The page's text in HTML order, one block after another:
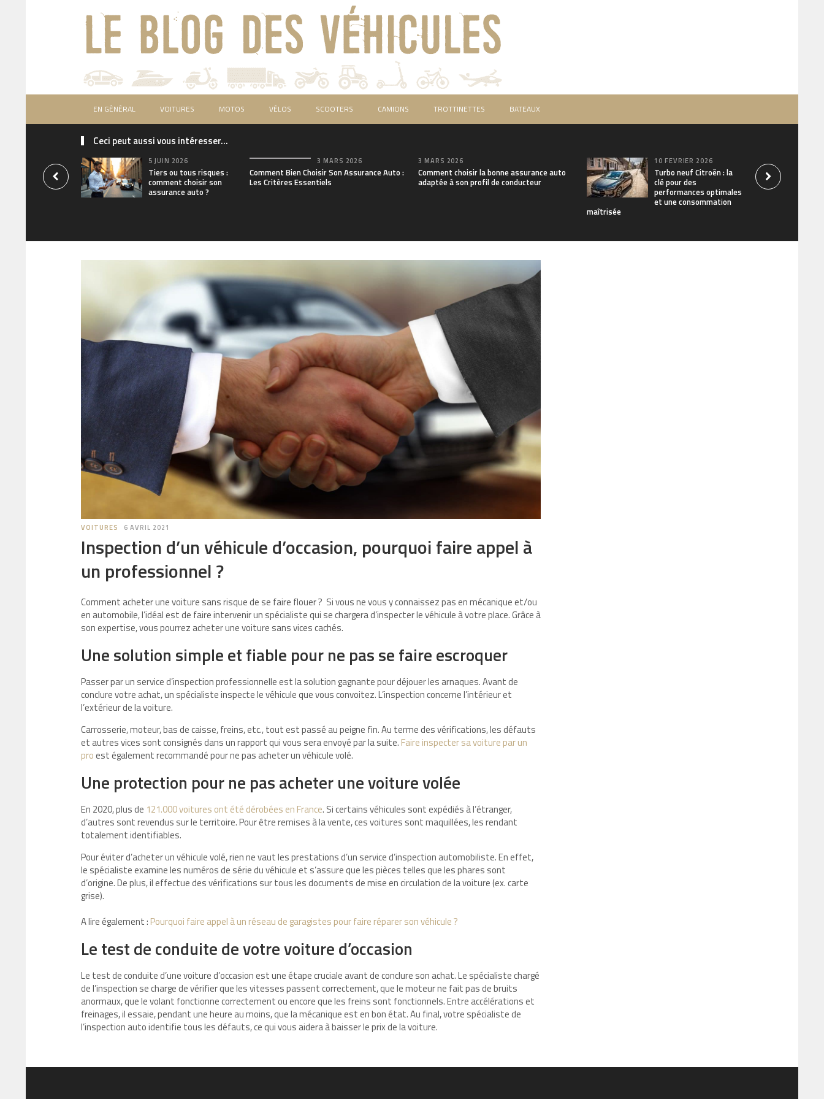
EN GÉNÉRAL VOITURES MOTOS VÉLOS SCOOTERS CAMIONS TROTTINETTES BATEAUX
Ceci peut aussi vous intéresser...
5 JUIN 2026
Tiers ou tous risques :
comment choisir son
assurance auto ?
3 MARS 2026
Comment Bien Choisir Son Assurance Auto :
Les Critères Essentiels
3 MARS 2026
Comment choisir la bonne assurance auto
adaptée à son profil de conducteur
10 FÉVRIER 2026
Turbo neuf Citroën : la
clé pour des
performances optimales
et une consommation
maîtrisée
VOITURES 6 AVRIL 2021
Inspection d’un véhicule d’occasion, pourquoi faire appel à
un professionnel ?
Comment acheter une voiture sans risque de se faire flouer ? Si vous ne vous y connaissez pas en mécanique et/ou
en automobile, l’idéal est de faire intervenir un spécialiste qui se chargera d’inspecter le véhicule à votre place. Grâce à
son expertise, vous pourrez acheter une voiture sans vices cachés.
Une solution simple et fiable pour ne pas se faire escroquer
Passer par un service d’inspection professionnelle est la solution gagnante pour déjouer les arnaques. Avant de
conclure votre achat, un spécialiste inspecte le véhicule que vous convoitez. L’inspection concerne l’intérieur et
l’extérieur de la voiture.
Carrosserie, moteur, bas de caisse, freins, etc., tout est passé au peigne fin. Au terme des vérifications, les défauts
et autres vices sont consignés dans un rapport qui vous sera envoyé par la suite. Faire inspecter sa voiture par un
proest également recommandé pour ne pas acheter un véhicule volé.
Une protection pour ne pas acheter une voiture volée
En 2020, plus de 121.000 voitures ont été dérobées en France. Si certains véhicules sont expédiés à l’étranger,
d’autres sont revendus sur le territoire. Pour être remises à la vente, ces voitures sont maquillées, les rendant
totalement identifiables.
Pour éviter d’acheter un véhicule volé, rien ne vaut les prestations d’un service d’inspection automobiliste. En effet,
le spécialiste examine les numéros de série du véhicule et s’assure que les pièces telles que les phares sont
d’origine. De plus, il effectue des vérifications sur tous les documents de mise en circulation de la voiture (ex. carte
grise).
A lire également : Pourquoi faire appel à un réseau de garagistes pour faire réparer son véhicule ?
Le test de conduite de votre voiture d’occasion
Le test de conduite d’une voiture d’occasion est une étape cruciale avant de conclure son achat. Le spécialiste chargé
de l’inspection se charge de vérifier que les vitesses passent correctement, que le moteur ne fait pas de bruits
anormaux, que le volant fonctionne correctement ou encore que les freins sont fonctionnels. Entre accélérations et
freinages, il essaie, pendant une heure au moins, que la mécanique est en bon état. Au final, votre spécialiste de
l’inspection auto identifie tous les défauts, ce qui vous aidera à baisser le prix de la voiture.